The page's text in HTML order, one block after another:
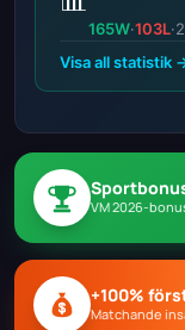
165W·103L·
Visa all statistik
VM 2026-
+100%
Matchande